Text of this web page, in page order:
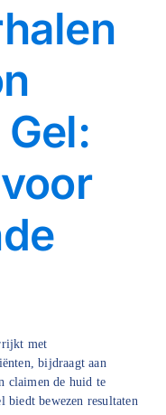
met
bijdraagt aan
claimen de huid te
biedt bewezen resultaten